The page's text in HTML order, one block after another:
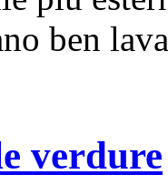
ben
verdure